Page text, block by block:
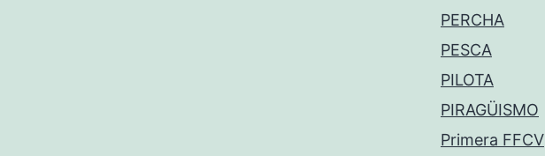
PERCHA
PESCA
PILOTA
PIRAGÜISMO
Primera FFCV